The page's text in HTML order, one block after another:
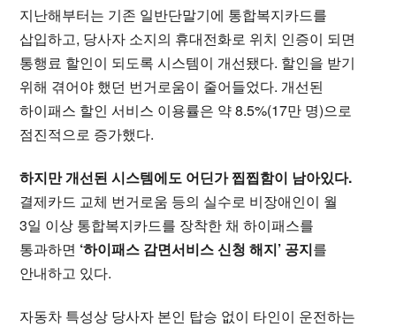
지난해부터는 기존 일반단말기에 통합복지카드를
삽입하고, 당사자 소지의 휴대전화로 위치 인증이 되면
통행료 할인이 되도록 시스템이 개선됐다. 할인을 받기
위해 겪어야 했던 번거로움이 줄어들었다. 개선된
하이패스 할인 서비스 이용률은 약 8.5%(17만 명)으로
점진적으로 증가했다.
하지만 개선된 시스템에도 어딘가 찝찝함이 남아있다.
결제카드 교체 번거로움 등의 실수로 비장애인이 월
3일 이상 통합복지카드를 장착한 채 하이패스를
통과하면 ‘하이패스 감면서비스 신청 해지’ 공지를
안내하고 있다.
자동차 특성상 당사자 본인 탑승 없이 타인이 운전하는